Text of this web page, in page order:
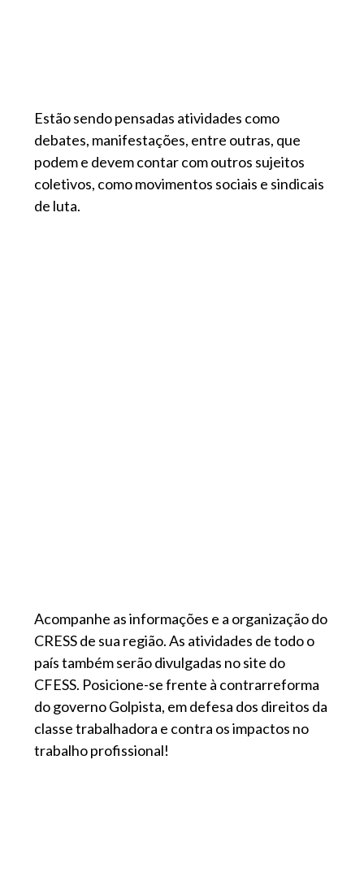
Estão sendo pensadas atividades como
debates, manifestações, entre outras, que
podem e devem contar com outros sujeitos
coletivos, como movimentos sociais e sindicais
de luta.
Acompanhe as informações e a organização do
CRESS de sua região. As atividades de todo o
país também serão divulgadas no site do
CFESS. Posicione-se frente à contrarreforma
do governo Golpista, em defesa dos direitos da
classe trabalhadora e contra os impactos no
trabalho profissional!